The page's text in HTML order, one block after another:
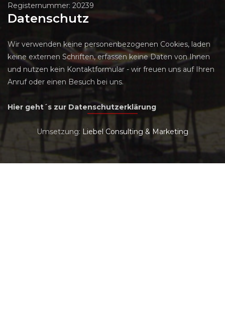
Registernummer: 20239
Datenschutz
Wir verwenden keine personenbezogenen Cookies, laden
keine externen Schriften, erfassen keine Daten von Ihnen
und nutzen kein Kontaktformular - wir freuen uns auf Ihren
Anruf oder einen Besuch bei uns.
Hier geht´s zur Datenschutzerklärung
Umsetzung: Liebel Consulting & Marketing